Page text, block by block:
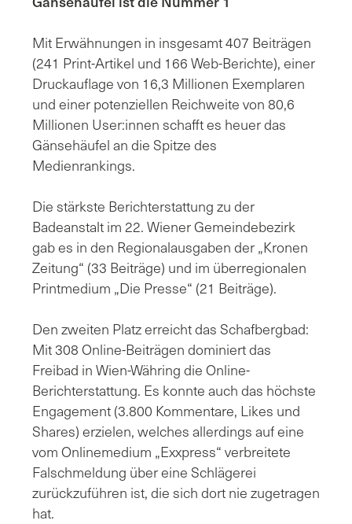
Mit Erwähnungen in insgesamt 407 Beiträgen
(241 Print-Artikel und 166 Web-Berichte), einer
Druckauflage von 16,3 Millionen Exemplaren
und einer potenziellen Reichweite von 80,6
Millionen User:innen schafft es heuer das
Gänsehäufel an die Spitze des
Medienrankings.
Die stärkste Berichterstattung zu der
Badeanstalt im 22. Wiener Gemeindebezirk
gab es in den Regionalausgaben der „Kronen
Zeitung“ (33 Beiträge) und im überregionalen
Printmedium „Die Presse“ (21 Beiträge).
Den zweiten Platz erreicht das Schafbergbad:
Mit 308 Online-Beiträgen dominiert das
Freibad in Wien-Währing die Online-
Berichterstattung. Es konnte auch das höchste
Engagement (3.800 Kommentare, Likes und
Shares) erzielen, welches allerdings auf eine
vom Onlinemedium „Exxpress“ verbreitete
Falschmeldung über eine Schlägerei
zurückzuführen ist, die sich dort nie zugetragen
hat.